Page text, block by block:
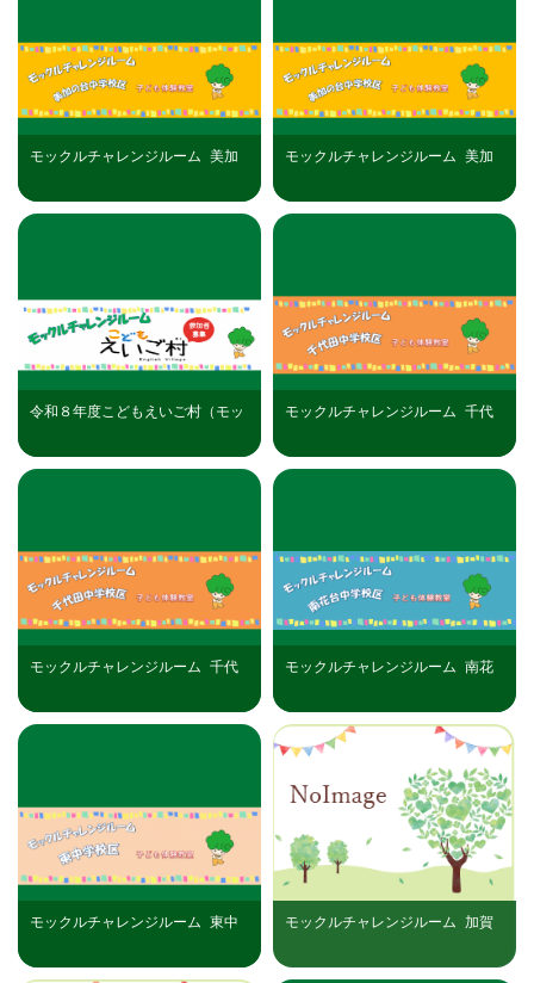
モックルチャレンジルーム_美加
モックルチャレンジルーム_美加
令和８年度こどもえいご村（モッ
モックルチャレンジルーム_千代
モックルチャレンジルーム_千代
モックルチャレンジルーム_南花
モックルチャレンジルーム_東中
モックルチャレンジルーム_加賀